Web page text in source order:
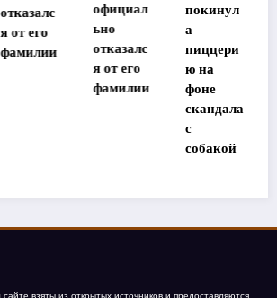
официал
отказалс
я от его
фамилии
покинул
пиццери
фоне
скандала
собакой
в